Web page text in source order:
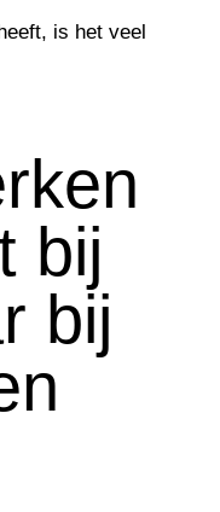
is het veel
bij
bij